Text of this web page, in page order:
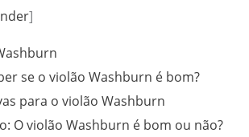
]
se o violão Washburn é bom?
para o violão Washburn
O violão Washburn é bom ou não?